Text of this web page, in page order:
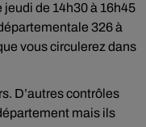
de 14h30 à 16h45
326 à
vous circulerez dans
D’autres contrôles
mais ils